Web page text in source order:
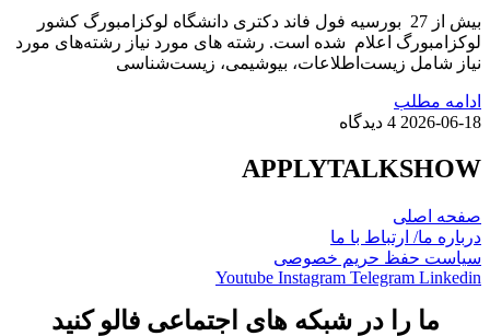
بیش از 27 بورسیه فول فاند دکتری دانشگاه لوکزامبورگ کشور
لوکزامبورگ اعلام شده است. رشته های مورد نیاز رشته‌های مورد
نیاز شامل زیست‌اطلاعات، بیوشیمی، زیست‌شناسی
ادامه مطلب
2026-06-18 4 دیدگاه
APPLYTALKSHOW
صفحه اصلی
درباره ما/ ارتباط با ما
سیاست حفظ حریم خصوصی
Youtube Instagram Telegram Linkedin
ما را در شبکه های اجتماعی فالو کنید